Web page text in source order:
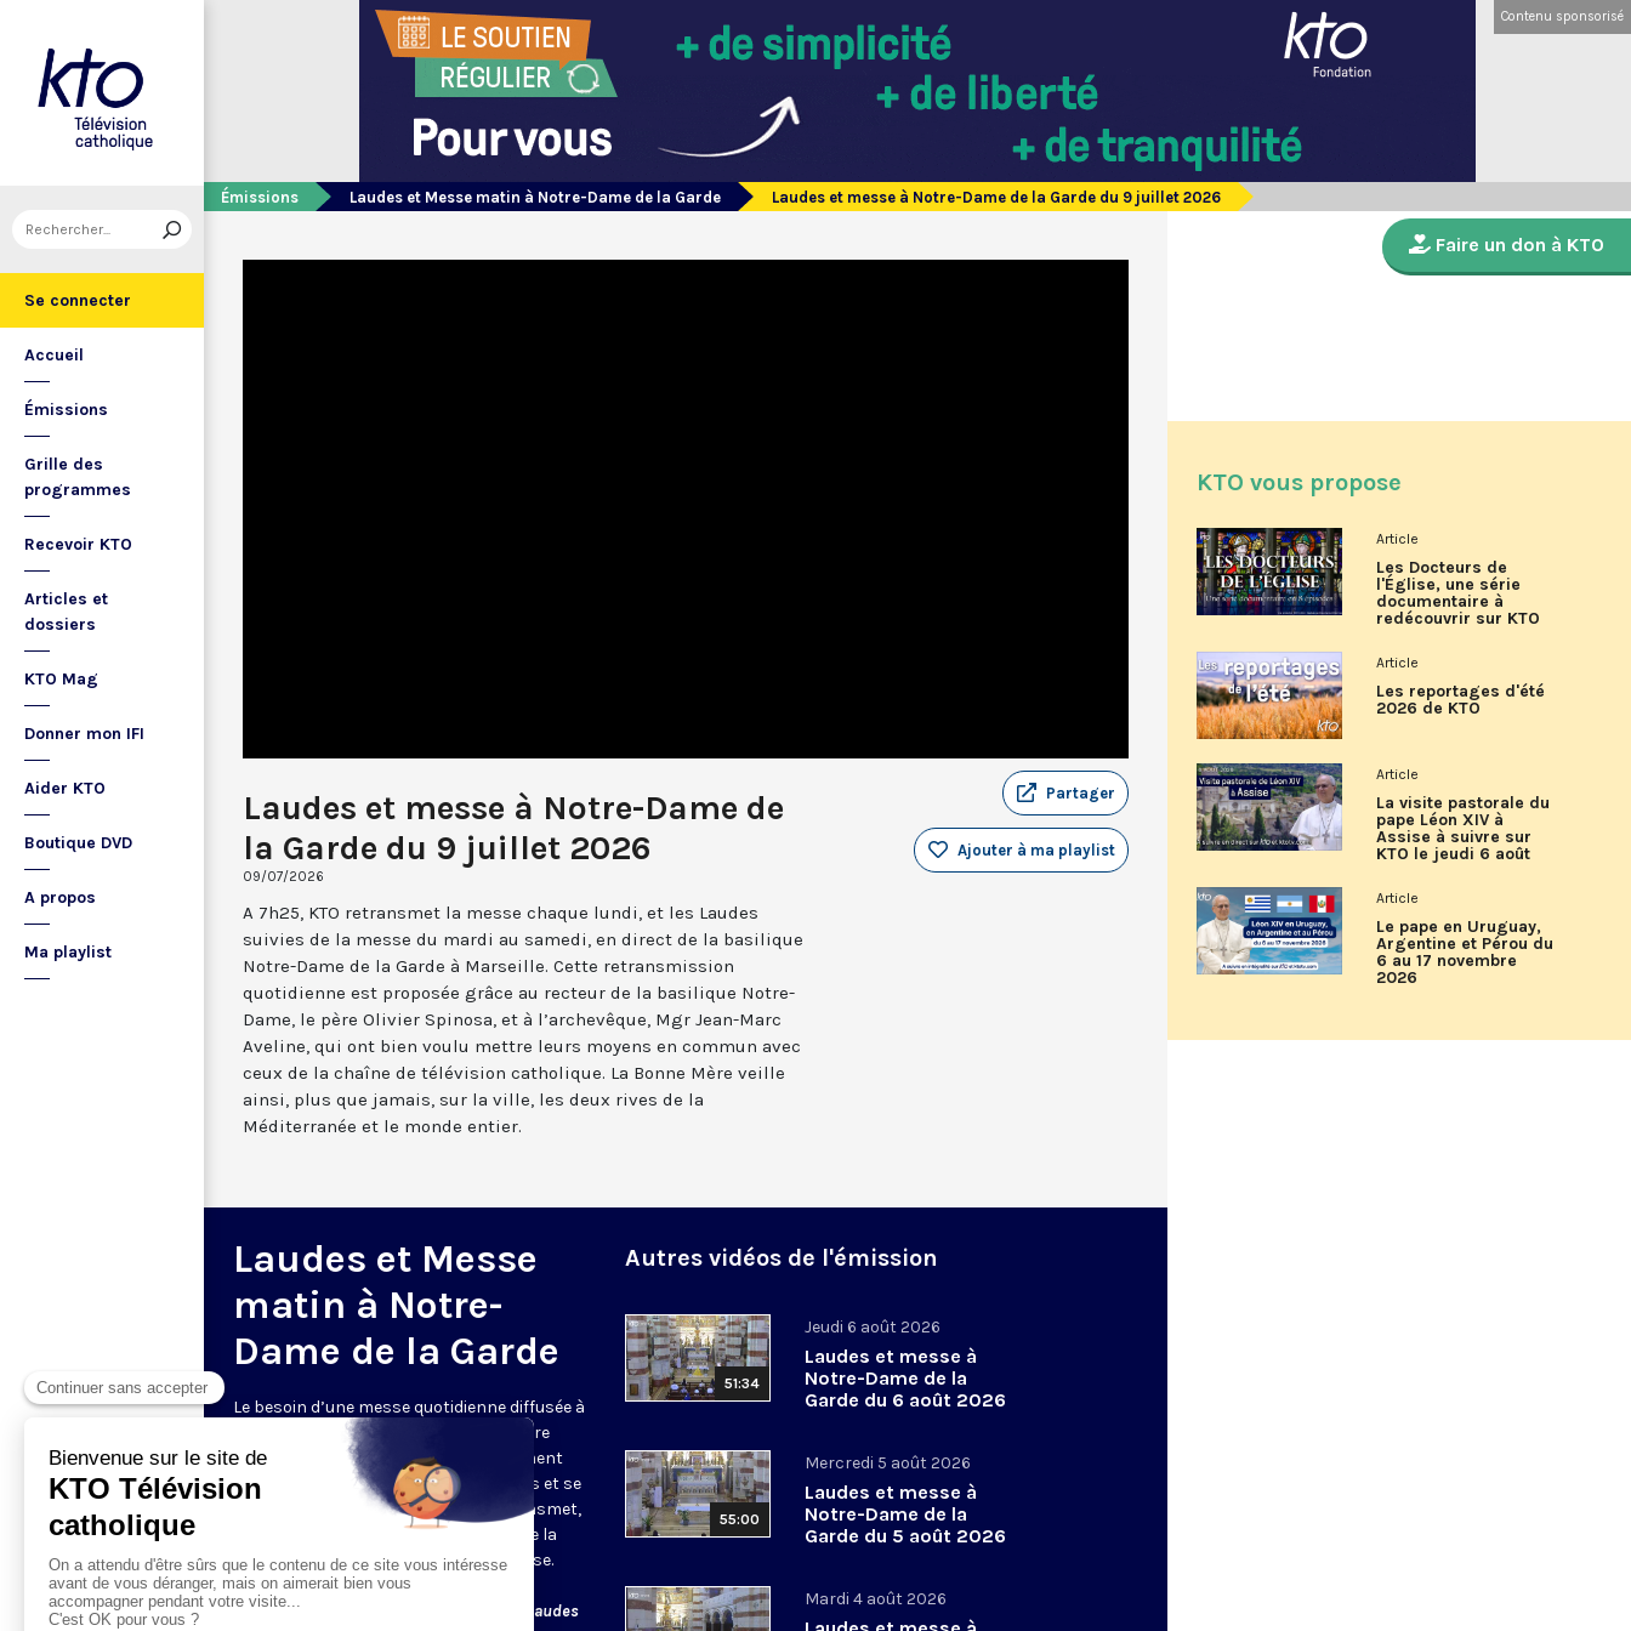
Se connecter
Accueil
Émissions
Grille des
programmes
Recevoir KTO
Articles et
dossiers
KTO Mag
Donner mon IFI
Aider KTO
Boutique DVD
A propos
Ma playlist
Contenu sponsorisé
Émissions Laudes et Messe matin à Notre-Dame de la Garde Laudes et messe à Notre-Dame de la Garde du 9 juillet 2026
Laudes et messe à Notre-Dame de
la Garde du 9 juillet 2026
09/07/2026
Partager
Ajouter à ma playlist
A 7h25, KTO retransmet la messe chaque lundi, et les Laudes
suivies de la messe du mardi au samedi, en direct de la basilique
Notre-Dame de la Garde à Marseille. Cette retransmission
quotidienne est proposée grâce au recteur de la basilique Notre-
Dame, le père Olivier Spinosa, et à l’archevêque, Mgr Jean-Marc
Aveline, qui ont bien voulu mettre leurs moyens en commun avec
ceux de la chaîne de télévision catholique. La Bonne Mère veille
ainsi, plus que jamais, sur la ville, les deux rives de la
Méditerranée et le monde entier.
Laudes et Messe
matin à Notre-
Dame de la Garde
Le besoin d’une messe quotidienne diffusée à
la télévision a été exprimé d’une manière
encore plus forte pendant le confinement
dans de nombreux pays francophones et se
maintient depuis la reprise. KTO retransmet,
en direct de la basilique Notre-Dame de la
Garde, à Marseille, les laudes et la messe.
Le lundi à 7h25, la messe
Du mardi au samedi à 7h25, messe avec laudes
Autres vidéos de l'émission
51:34
Jeudi 6 août 2026
Laudes et messe à
Notre-Dame de la
Garde du 6 août 2026
55:00
Mercredi 5 août 2026
Laudes et messe à
Notre-Dame de la
Garde du 5 août 2026
Mardi 4 août 2026
Faire un don à KTO
KTO vous propose
Article
Les Docteurs de
l'Église, une série
documentaire à
redécouvrir sur KTO
Article
Les reportages d'été
2026 de KTO
Article
La visite pastorale du
pape Léon XIV à
Assise à suivre sur
KTO le jeudi 6 août
Article
Le pape en Uruguay,
Argentine et Pérou du
6 au 17 novembre
2026